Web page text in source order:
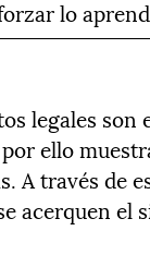
lo
legales
ello
A través de
acerquen el